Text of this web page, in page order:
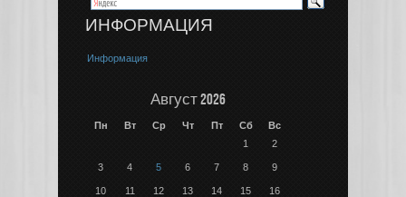
ИНФОРМАЦИЯ
Информация
Август 2026
Пн Вт Ср Чт Пт Сб
Вс
1
2
3 4 5 6 7 8 9
10 11 12 13 14 15 16